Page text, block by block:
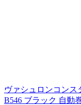
ヴァシュロンコンス
B546 ブラック 自動